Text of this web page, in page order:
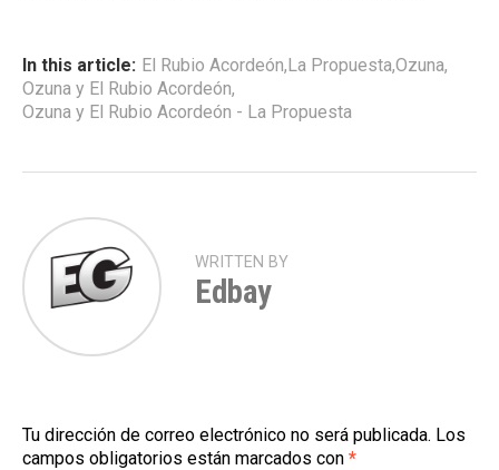
In this article: El Rubio Acordeón,La Propuesta,Ozuna,
Ozuna y El Rubio Acordeón,
Ozuna y El Rubio Acordeón - La Propuesta
WRITTEN BY
Edbay
Tu dirección de correo electrónico no será publicada. Los
campos obligatorios están marcados con *